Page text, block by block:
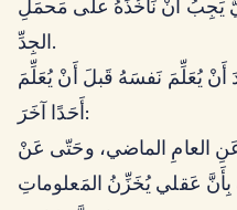
يَجِبُ أَنْ نَأخُذَهُ على مَحمَلِ
الجِدِّ.
أَنْ يُعَلِّمَ نَفسَهُ قَبلَ أَنْ يُعَلِّمَ
أَحَدًا آخَرَ:
العامِ الماضي، وحَتّى عَنْ
بِأَنَّ عَقلي يُخَزِّنُ المَعلوماتِ